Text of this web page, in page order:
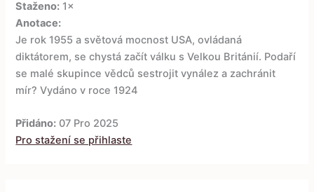
Staženo: 1×
Anotace:
Je rok 1955 a světová mocnost USA, ovládaná
diktátorem, se chystá začít válku s Velkou Británií. Podaří
se malé skupince vědců sestrojit vynález a zachránit
mír? Vydáno v roce 1924
Přidáno: 07 Pro 2025
Pro stažení se přihlaste